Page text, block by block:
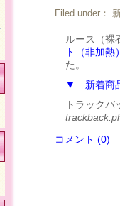
Filed under：
ルース（
ト（非加熱
た。
▼ 新着商
トラック
コメント (0)